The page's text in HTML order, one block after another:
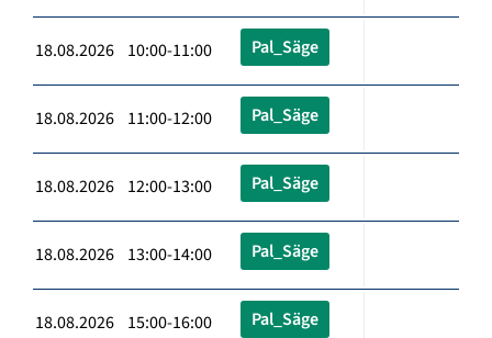
18.08.2026 10:00-11:00 Pal_Säge
18.08.2026 11:00-12:00 Pal_Säge
18.08.2026 12:00-13:00 Pal_Säge
18.08.2026 13:00-14:00 Pal_Säge
18.08.2026 15:00-16:00 Pal_Säge